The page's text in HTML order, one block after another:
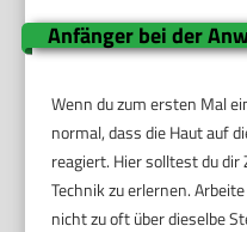
Anfänger bei der
Wenn du zum ersten Mal
normal, dass die Haut auf
reagiert. Hier solltest du
Technik zu erlernen.
nicht zu oft über dieselbe